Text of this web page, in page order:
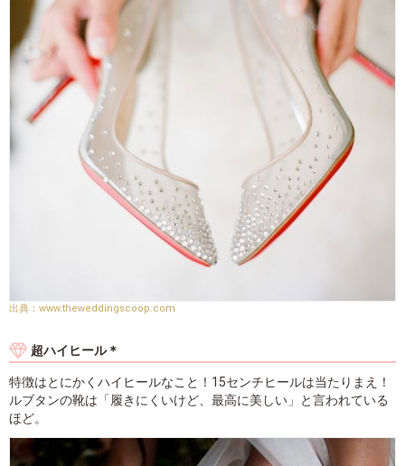
www.theweddingscoop.com
超ハイヒール＊
特徴はとにかくハイヒールなこと！15センチヒールは当たりまえ！
ルブタンの靴は「履きにくいけど、最高に美しい」と言われている
ほど。